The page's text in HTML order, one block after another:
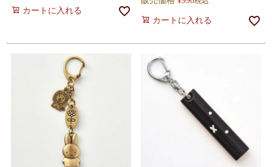
カートに入れる
カートに入れる